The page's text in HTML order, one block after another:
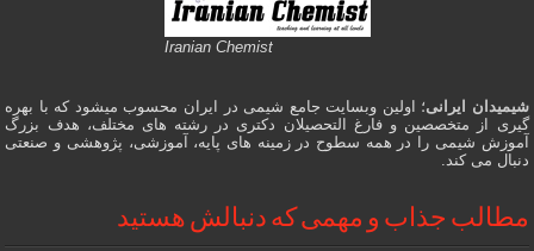
Iranian Chemist
شیمیدان ایرانی؛ اولین وبسایت جامع شیمی در ایران محسوب میشود که با بهره
گیری از متخصصین و فارغ التحصیلان دکتری در رشته های مختلف، هدف بزرگ
آموزش شیمی را در همه سطوح در زمینه های پایه، آموزشی، پژوهشی و صنعتی
دنبال می کند.
مطالب جذاب و مهمی که دنبالش هستید